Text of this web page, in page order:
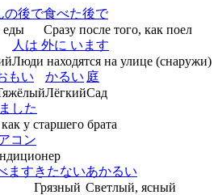
の後で
еды
食べた後で
Сразу после того, как поел
人は 外に います
Люди находятся на улице (снаружи)
もい
かるい
Лёгкий
庭
Cад
した
у старшего брата
コン
ますきたない
Грязный
あかるい
Светлый, ясный